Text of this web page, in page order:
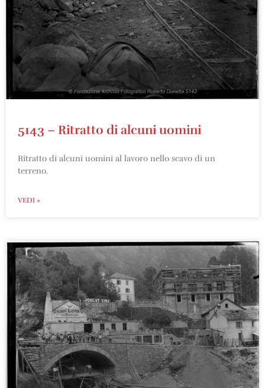
5143 – Ritratto di alcuni uomini
Ritratto di alcuni uomini al lavoro nello scavo di un
terreno.
VEDI »